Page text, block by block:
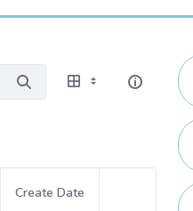
Create Date
Item Actions